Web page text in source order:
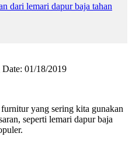
dari lemari dapur baja tahan
01/18/2019
yang sering kita gunakan
seperti lemari dapur baja